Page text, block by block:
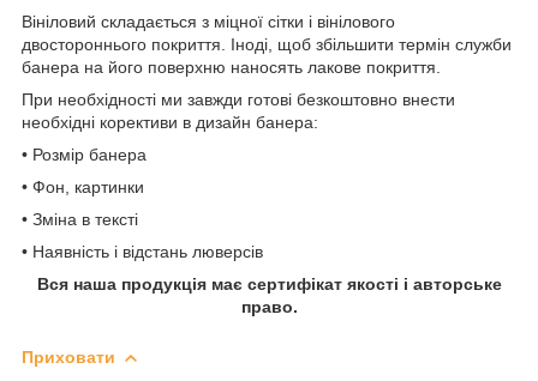
Вініловий складається з міцної сітки і вінілового
двостороннього покриття. Іноді, щоб збільшити термін служби
банера на його поверхню наносять лакове покриття.
При необхідності ми завжди готові безкоштовно внести
необхідні корективи в дизайн банера:
• Розмір банера
• Фон, картинки
• Зміна в тексті
• Наявність і відстань люверсів
Вся наша продукція має сертифікат якості і авторське
право.
Приховати